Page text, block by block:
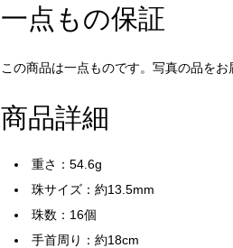
一点もの保証
この商品は一点ものです。写真の品を
商品詳細
重さ：54.6g
珠サイズ：約13.5mm
珠数：16個
手首周り：約18cm